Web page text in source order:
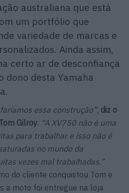
australiana que está
um portfólio que
variedade de marcas e
Ainda assim,
certo ar de desconfiança
dono desta Yamaha
essa construção”, diz o
Gilroy. “A XV750 não é uma
para trabalhar e isso não é
no mundo da
vezes mal trabalhadas.”
do cliente conquistou Tom e
a moto foi entregue na loja